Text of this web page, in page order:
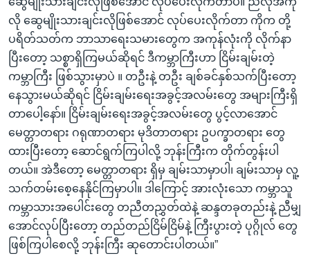
လို ဆွေမျိုးသားချင်းလိုဖြစ်အောင် လုပ်ပေးလိုက်တာ ကိုက တို့
ပရိတ်သတ်က ဘာသာရေးသမားတွေက အကုန်လုံးကို လိုက်နာ
ပြီးတော့ သစ္စာရှိကြမယ်ဆိုရင် ဒီကမ္ဘာကြီးဟာ ငြိမ်းချမ်းတဲ့
ကမ္ဘာကြီး ဖြစ်သွားမှာပဲ ။ တဦးနဲ့ တဦး ချစ်ခင်နှစ်သက်ပြီးတော့
နေသွားမယ်ဆိုရင် ငြိမ်းချမ်းရေးအခွင့်အလမ်းတွေ အများကြီးရှိ
တာပေါ့နော်။ ငြိမ်းချမ်းရေးအခွင့်အလမ်းတွေ ပွင့်လာအောင်
မေတ္တာတရား ဂရုဏာတရား မုဒိတာတရား ဥပက္ခာတရား တွေ
ထားပြီးတော့ ဆောင်ရွက်ကြပါလို့ ဘုန်းကြီးက တိုက်တွန်းပါ
တယ်။ အဲဒီတော့ မေတ္တာတရား ရှိမှ ချမ်းသာမှာပါ၊ ချမ်းသာမှ လူ့
သက်တမ်းစေ့နေနိုင်ကြမှာပါ။ ဒါကြောင့် အားလုံးသော ကမ္ဘာသူ
ကမ္ဘာသားအပေါင်းတွေ တညီတညွှတ်ထဲနဲ့ ဆန္ဒတခုတည်းနဲ့ ညီမျှ
အောင်လုပ်ပြီးတော့ တည်တည်ငြိမ်ငြိမ်နဲ့ ကြီးပွားတဲ့ ပုဂ္ဂိုလ် တွေ
ဖြစ်ကြပါစေလို့ ဘုန်းကြီး ဆုတောင်းပါတယ်။”